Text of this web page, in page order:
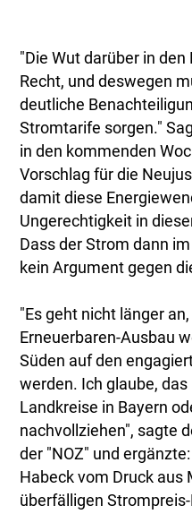
"Die Wut darüber in
Recht, und deswegen
deutliche
Stromtarife sorgen."
in den kommenden
Vorschlag für die
damit diese
Ungerechtigkeit in
Dass der Strom dann
kein Argument gegen
"Es geht nicht länger
Erneuerbaren-Ausbau
Süden auf den
werden. Ich glaube,
Landkreise in Bayern
nachvollziehen", sagte
der "NOZ" und
Habeck vom Druck aus
überfälligen